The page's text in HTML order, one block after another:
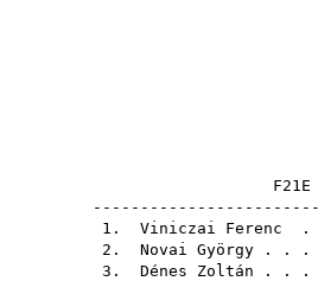
1998-
1. Viniczai Ferenc .
2. Novai György . .
3. Dénes Zoltán . .